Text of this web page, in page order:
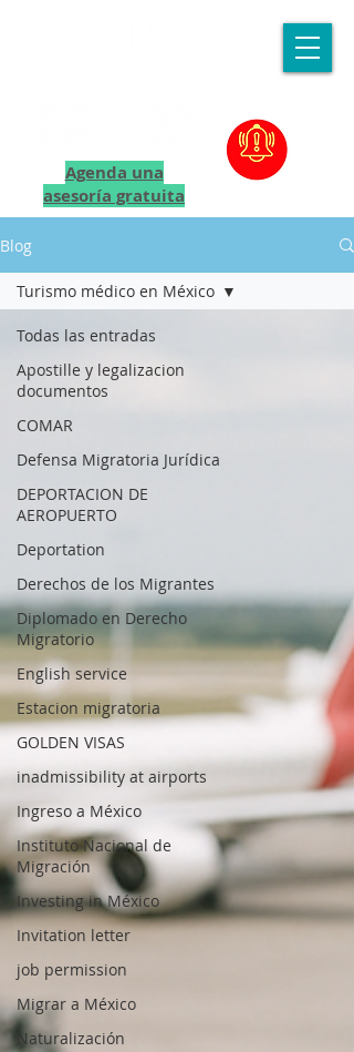
Agenda una
asesoría gratuita
Blog
Todas las entradas
Apostille y legalizacion
documentos
COMAR
Defensa Migratoria Jurídica
DEPORTACION DE
AEROPUERTO
Deportation
Derechos de los Migrantes
Diplomado en Derecho
Migratorio
English service
Estacion migratoria
GOLDEN VISAS
inadmissibility at airports
Ingreso a México
Instituto Nacional de
Migración
Investing in México
Invitation letter
job permission
Migrar a México
Naturalización
Turismo médico en México